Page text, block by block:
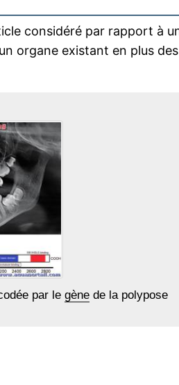
considéré par rapport à
organe existant en plus des
par le gène de la polypose